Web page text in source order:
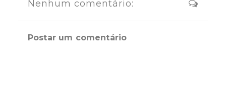
Nenhum comentário:
Postar um comentário